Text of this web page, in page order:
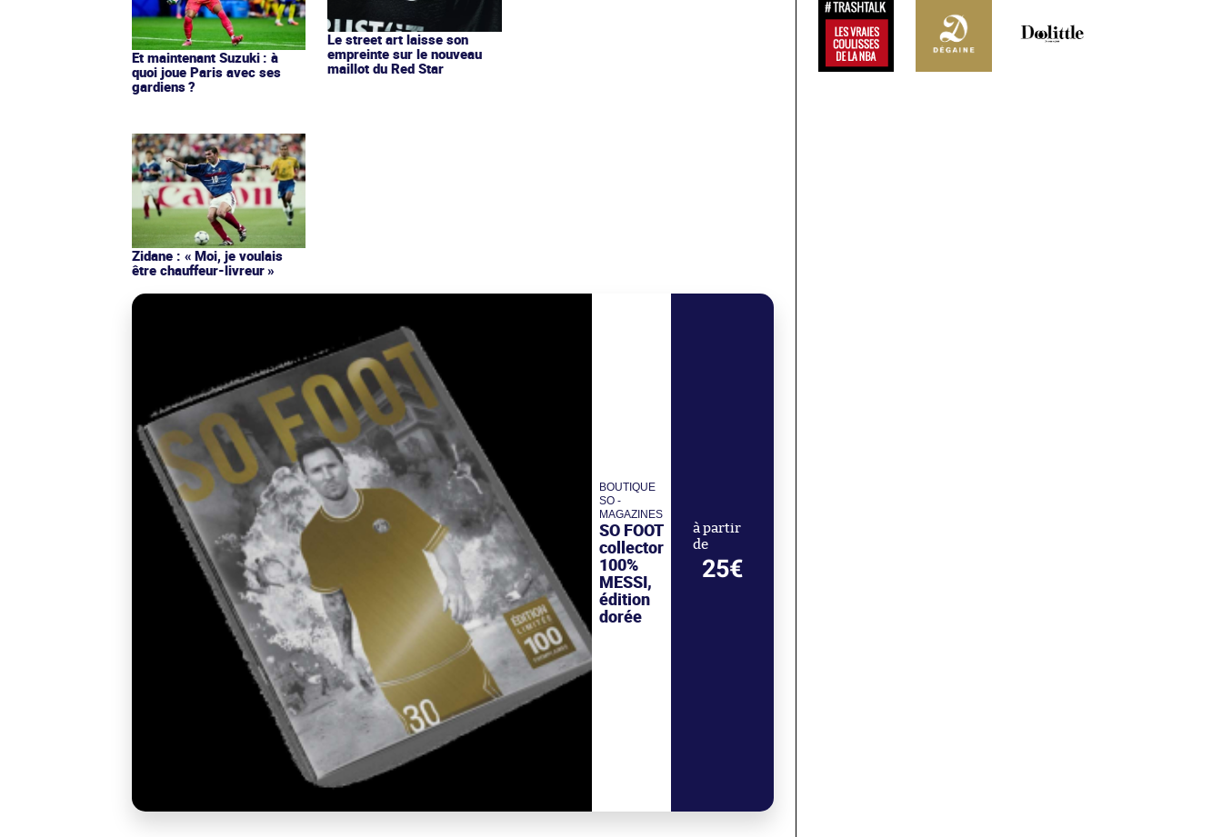
Et maintenant Suzuki : à
quoi joue Paris avec ses
gardiens ?
Le street art laisse son
empreinte sur le nouveau
maillot du Red Star
Zidane : « Moi, je voulais
être chauffeur-livreur »
BOUTIQUE
SO -
MAGAZINES
SO FOOT
collector
100%
MESSI,
édition
dorée
à partir
de
25€